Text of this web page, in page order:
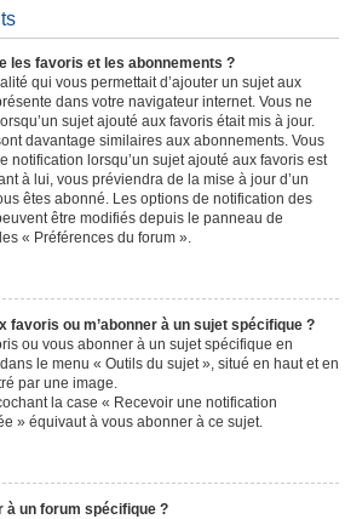
les favoris et les abonnements ?
qui vous permettait d’ajouter un sujet aux
dans votre navigateur internet. Vous ne
sujet ajouté aux favoris était mis à jour.
davantage similaires aux abonnements. Vous
notification lorsqu’un sujet ajouté aux favoris est
à lui, vous préviendra de la mise à jour d’un
êtes abonné. Les options de notification des
être modifiés depuis le panneau de
« Préférences du forum ».
favoris ou m’abonner à un sujet spécifique ?
ou vous abonner à un sujet spécifique en
le menu « Outils du sujet », situé en haut et en
par une image.
la case « Recevoir une notification
» équivaut à vous abonner à ce sujet.
à un forum spécifique ?